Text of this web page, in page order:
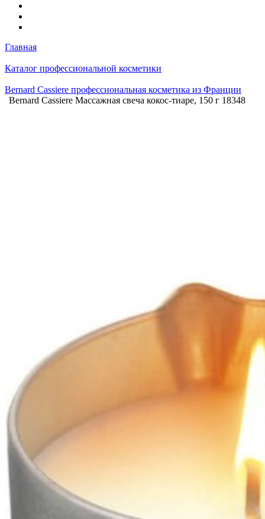
Главная
Каталог профессиональной косметики
Bernard Cassiere профессиональная косметика из Франции
Bernard Cassiere Массажная свеча кокос-тиаре, 150 г 18348